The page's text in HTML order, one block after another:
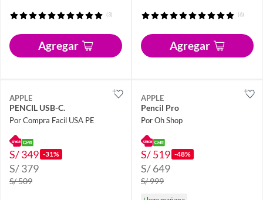
(3)
Agregar
(6)
Agregar
APPLE
PENCIL USB-C.
Por Compra Facil USA PE
S/ 349 -31%
S/ 379
S/ 509
APPLE
Pencil Pro
Por Oh Shop
S/ 519 -48%
S/ 649
S/ 999